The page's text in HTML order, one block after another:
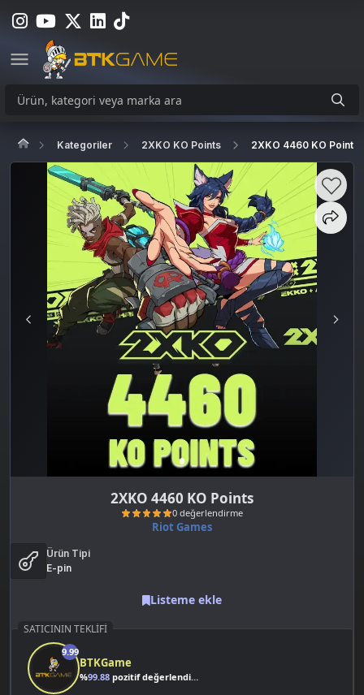
Kategoriler 2XKO KO Points 2XKO 4460 KO Points
2XKO 4460 KO Points
Riot Games
Ürün Tipi
E-pin
Listeme ekle
SATICININ TEKLIFI
9.99
BTKGame
%99.88 pozitif değerlendirme